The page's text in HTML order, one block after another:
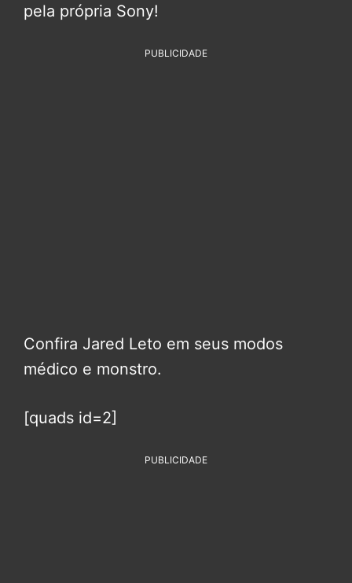
pela própria Sony!
PUBLICIDADE
Confira Jared Leto em seus modos
médico e monstro.
[quads id=2]
PUBLICIDADE